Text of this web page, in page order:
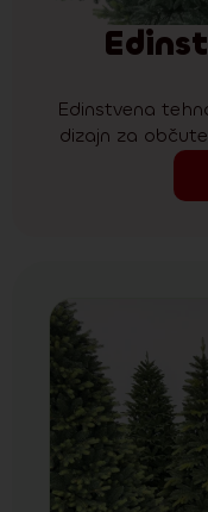
Edinstvena
dizajn za